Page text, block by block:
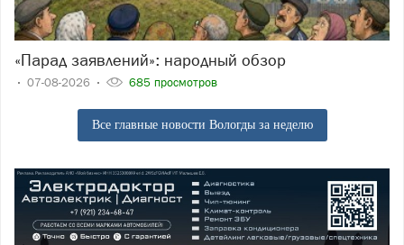
«Парад заявлений»: народный обзор
07-08-2026 685 просмотров
Все главные новости Вологды за неделю